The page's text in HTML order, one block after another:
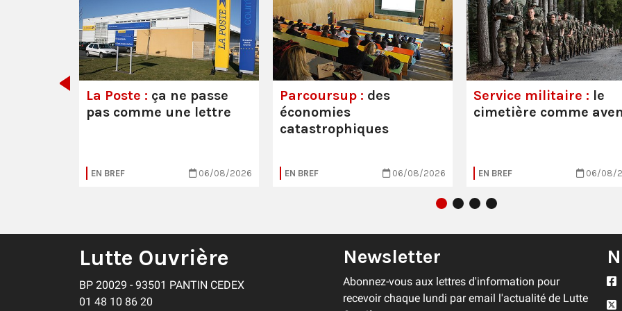
La Poste : ça ne passe
pas comme une lettre
EN BREF 06/08/2026
Parcoursup : des
économies
catastrophiques
EN BREF 06/08/2026
Service militaire : le
cimetière comme
EN BREF 06/08/
Lutte Ouvrière
BP 20029 - 93501 PANTIN CEDEX
01 48 10 86 20
Newsletter
Abonnez-vous aux lettres d'information pour
recevoir chaque lundi par email l'actualité de Lutte